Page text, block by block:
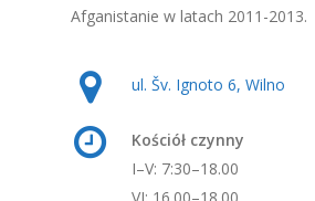
Afganistanie w latach 2011-2013.
ul. Šv. Ignoto 6, Wilno
Kościół czynny
I–V: 7:30–18.00